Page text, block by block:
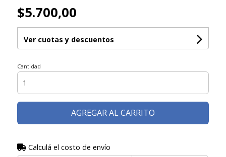
$5.700,00
Ver cuotas y descuentos
Cantidad
AGREGAR AL CARRITO
Calculá el costo de envío